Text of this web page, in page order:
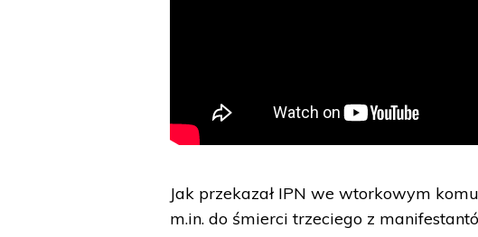
Jak przekazał IPN we wtorkowym
m.in. do śmierci trzeciego z